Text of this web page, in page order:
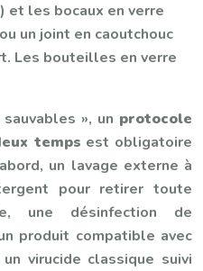
et les bocaux en verre
un joint en caoutchouc
Les bouteilles en verre
», un protocole
temps est obligatoire
un lavage externe à
pour retirer toute
une désinfection de
produit compatible avec
virucide classique suivi